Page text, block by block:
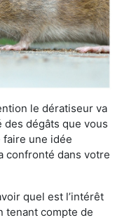
le dératiseur va
dégâts que vous
faire une idée
confronté dans votre
quel est l’intérêt
tenant compte de